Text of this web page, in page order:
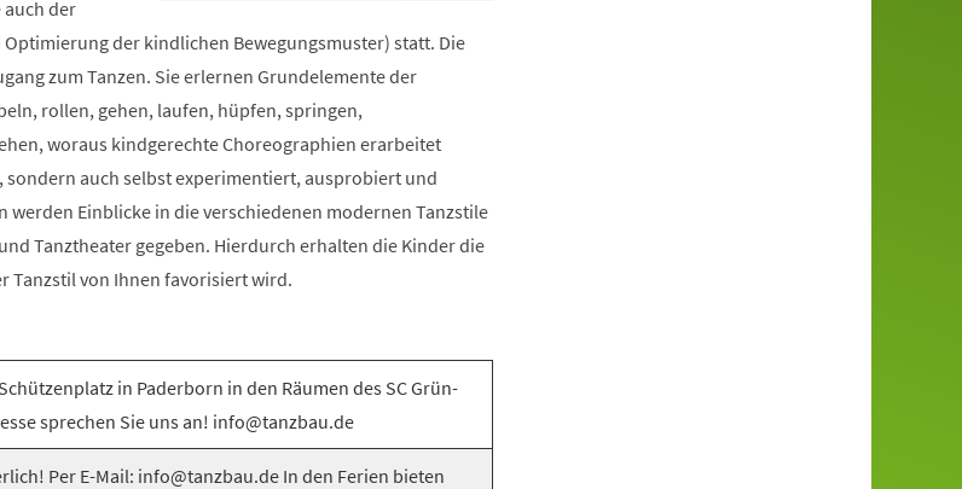
auch der
der kindlichen Bewegungsmuster) statt. Die
zum Tanzen. Sie erlernen Grundelemente der
rollen, gehen, laufen, hüpfen, springen,
woraus kindgerechte Choreographien erarbeitet
auch selbst experimentiert, ausprobiert und
werden Einblicke in die verschiedenen modernen Tanzstile
Tanztheater gegeben. Hierdurch erhalten die Kinder die
Tanzstil von Ihnen favorisiert wird.
in Paderborn in den Räumen des SC Grün-
sprechen Sie uns an! info@tanzbau.de
Per E-Mail: info@tanzbau.de In den Ferien bieten